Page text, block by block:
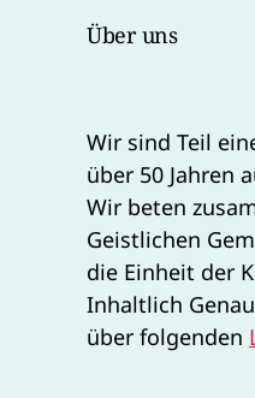
Über uns
Wir sind Teil
über 50 Jahren
Wir beten
Geistlichen
die Einheit der
Inhaltlich
über folgenden